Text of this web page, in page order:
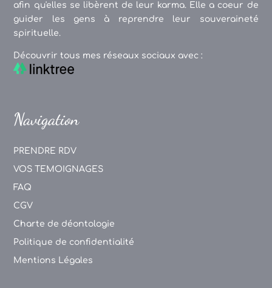
afin qu'elles se libèrent de leur karma. Elle a coeur de
guider les gens à reprendre leur souveraineté
spirituelle.
Découvrir tous mes réseaux sociaux avec :
Navigation
PRENDRE RDV
VOS TEMOIGNAGES
FAQ
CGV
Charte de déontologie
Politique de confidentialité
Mentions Légales